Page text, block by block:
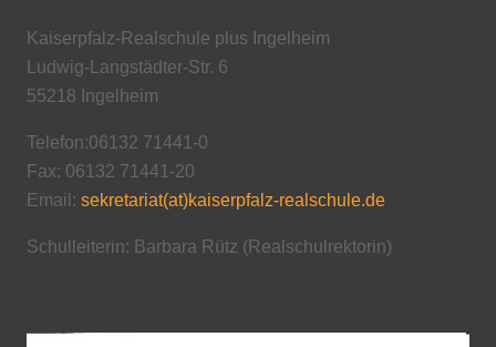
Kaiserpfalz-Realschule plus Ingelheim
Ludwig-Langstädter-Str. 6
55218 Ingelheim
Telefon:06132 71441-0
Fax: 06132 71441-20
Email: sekretariat(at)kaiserpfalz-realschule.de
Schulleiterin: Barbara Rütz (Realschulrektorin)